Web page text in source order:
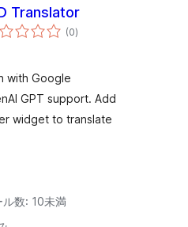
Translator
(0個
の)
with Google
GPT support. Add
widget to translate
数: 10未満